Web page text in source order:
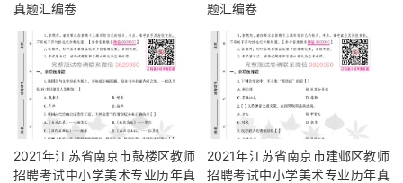
真题汇编卷
题汇编卷
2021年江苏省南京市鼓楼区教师
招聘考试中小学美术专业历年真
2021年江苏省南京市建邺区教师
招聘考试中小学美术专业历年真